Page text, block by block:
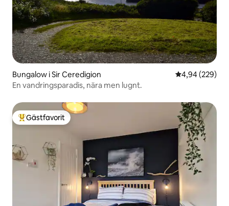
Bungalow i Sir Ceredigion 4,94 av 5 i
4,94 (229)
En vandringsparadis, nära men lugnt.
Populär gästfavorit
Gästfavorit